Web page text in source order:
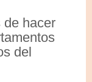
de hacer
del